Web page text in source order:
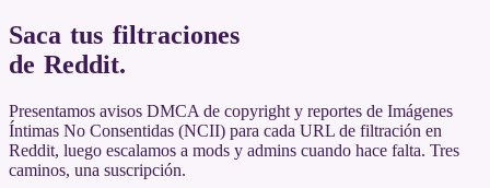
Saca tus filtraciones
de Reddit.
Presentamos avisos DMCA de copyright y reportes de Imágenes
Íntimas No Consentidas (NCII) para cada URL de filtración en
Reddit, luego escalamos a mods y admins cuando hace falta. Tres
caminos, una suscripción.